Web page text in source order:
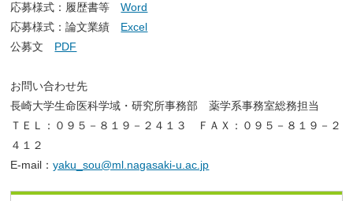
応募様式：履歴書等
Word
応募様式：論文業績
Excel
公募文
PDF
お問い合わせ先
長崎大学生命医科学域・研究所事務部 薬学系事務室総務担当
ＴＥＬ：０９５－８１９－２４１３ ＦＡＸ：０９５－８１９－２
４１２
E-mail：yaku_sou@ml.nagasaki-u.ac.jp